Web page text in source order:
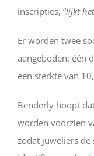
inscripties, “lijkt
Er worden twee
aangeboden: één
een sterkte van
Benderly hoopt
worden voorzien
zodat juweliers